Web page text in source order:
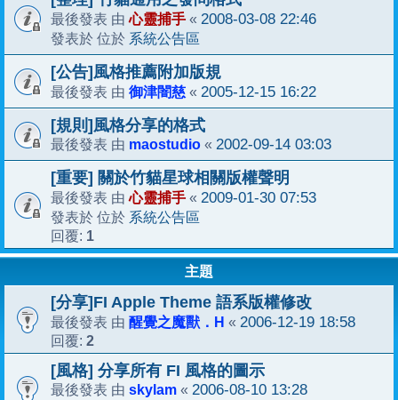
最後發表 由心靈捕手 « 2008-03-08 22:46
發表於 位於 系統公告區
[公告]風格推薦附加版規
最後發表 由 御津闇慈 « 2005-12-15 16:22
[規則]風格分享的格式
最後發表 由 maostudio « 2002-09-14 03:03
[重要] 關於竹貓星球相關版權聲明
最後發表 由心靈捕手 « 2009-01-30 07:53
發表於 位於 系統公告區
回覆: 1
主題
[分享]FI Apple Theme 語系版權修改
最後發表 由 醒覺之魔獸．H « 2006-12-19 18:58
回覆: 2
[風格] 分享所有 FI 風格的圖示
最後發表 由 skylam « 2006-08-10 13:28